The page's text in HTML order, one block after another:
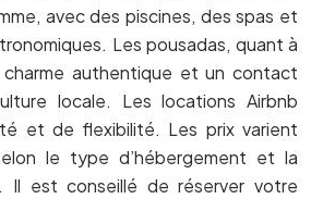
avec des piscines, des spas et
Les pousadas, quant à
authentique et un contact
locale. Les locations Airbnb
et de flexibilité. Les prix varient
le type d’hébergement et la
Il est conseillé de réserver votre